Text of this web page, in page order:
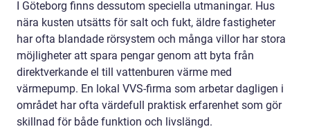
I Göteborg finns dessutom speciella utmaningar. Hus
nära kusten utsätts för salt och fukt, äldre fastigheter
har ofta blandade rörsystem och många villor har stora
möjligheter att spara pengar genom att byta från
direktverkande el till vattenburen värme med
värmepump. En lokal VVS-firma som arbetar dagligen i
området har ofta värdefull praktisk erfarenhet som gör
skillnad för både funktion och livslängd.